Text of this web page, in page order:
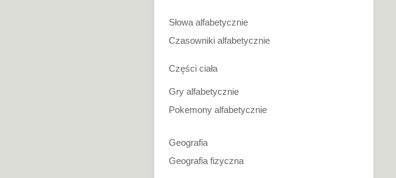
Słowa alfabetycznie
Czasowniki alfabetycznie
Części ciała
Gry alfabetycznie
Pokemony alfabetycznie
Geografia
Geografia fizyczna